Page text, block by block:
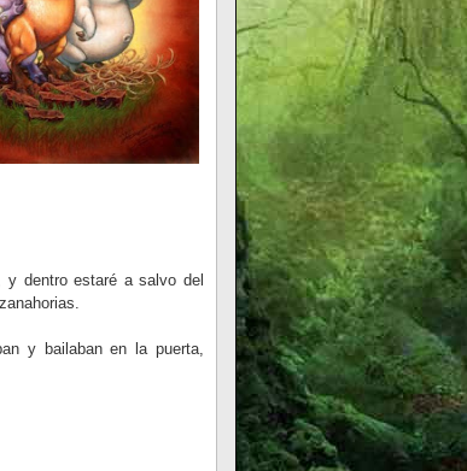
dentro estaré a salvo del
y bailaban en la puerta,